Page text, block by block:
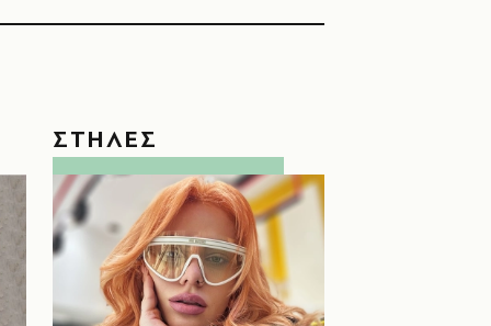
ΣΤΗΛΕΣ